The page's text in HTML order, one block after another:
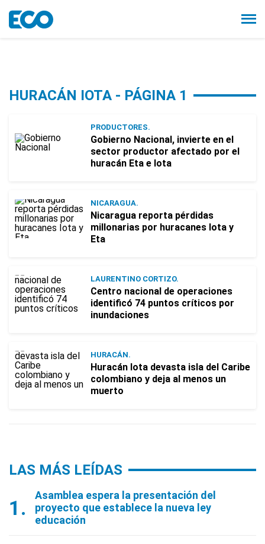
HURACÁN IOTA - PÁGINA 1
PRODUCTORES.
Gobierno Nacional, invierte en el
sector productor afectado por el
huracán Eta e Iota
NICARAGUA.
Nicaragua reporta pérdidas
millonarias por huracanes Iota y
Eta
LAURENTINO CORTIZO.
Centro nacional de operaciones
identificó 74 puntos críticos por
inundaciones
HURACÁN.
Huracán Iota devasta isla del Caribe
colombiano y deja al menos un
muerto
LAS MÁS LEÍDAS
Asamblea espera la presentación del
proyecto que establece la nueva ley
educación